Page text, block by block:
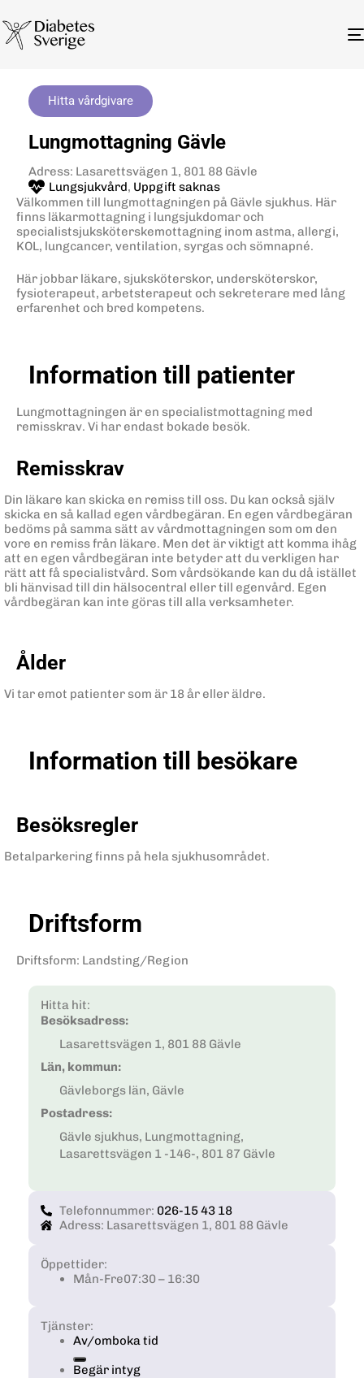
Hitta vårdgivare
Lungmottagning Gävle
Adress: Lasarettsvägen 1, 801 88 Gävle
Lungsjukvård, Uppgift saknas
Välkommen till lungmottagningen på Gävle sjukhus. Här
finns läkarmottagning i lungsjukdomar och
specialistsjuksköterskemottagning inom astma, allergi,
KOL, lungcancer, ventilation, syrgas och sömnapné.
Här jobbar läkare, sjuksköterskor, undersköterskor,
fysioterapeut, arbetsterapeut och sekreterare med lång
erfarenhet och bred kompetens.
Information till patienter
Lungmottagningen är en specialistmottagning med
remisskrav. Vi har endast bokade besök.
Remisskrav
Din läkare kan skicka en remiss till oss. Du kan också själv
skicka en så kallad egen vårdbegäran. En egen vårdbegäran
bedöms på samma sätt av vårdmottagningen som om den
vore en remiss från läkare. Men det är viktigt att komma ihåg
att en egen vårdbegäran inte betyder att du verkligen har
rätt att få specialistvård. Som vårdsökande kan du då istället
bli hänvisad till din hälsocentral eller till egenvård. Egen
vårdbegäran kan inte göras till alla verksamheter.
Ålder
Vi tar emot patienter som är 18 år eller äldre.
Information till besökare
Besöksregler
Betalparkering finns på hela sjukhusområdet.
Driftsform
Driftsform: Landsting/Region
Hitta hit:
Besöksadress:
Lasarettsvägen 1, 801 88 Gävle
Län, kommun:
Gävleborgs län, Gävle
Postadress:
Gävle sjukhus, Lungmottagning,
Lasarettsvägen 1 -146-, 801 87 Gävle
Telefonnummer: 026-15 43 18
Adress: Lasarettsvägen 1, 801 88 Gävle
Öppettider:
Mån-Fre07:30 – 16:30
Tjänster:
Av/omboka tid
Begär intyg